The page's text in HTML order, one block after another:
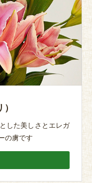
した美しさとエレガ
の虜です